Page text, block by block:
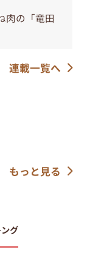
肉の「竜田
連載一覧へ
もっと見る
グ